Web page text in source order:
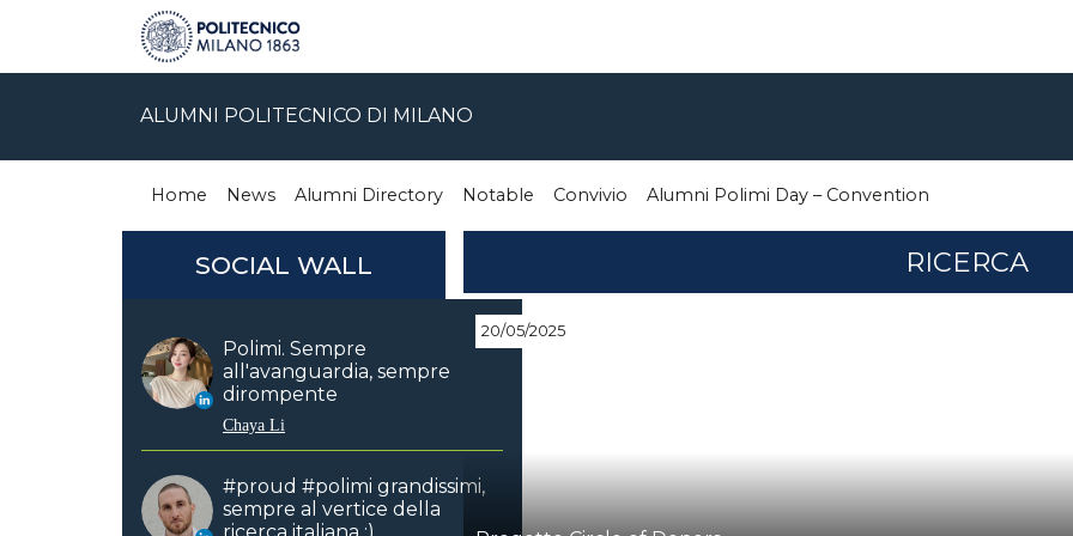
ALUMNI POLITECNICO DI MILANO
Home News Alumni Directory Notable Convivio Alumni Polimi Day – Convention
SOCIAL WALL
Polimi. Sempre
all'avanguardia, sempre
dirompente
Chaya Li
#proud #polimi grandissimi,
sempre al vertice della
ricerca italiana :)
RICERCA
20/05/2025